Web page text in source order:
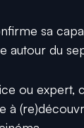
sa
autour du
ou expert,
à